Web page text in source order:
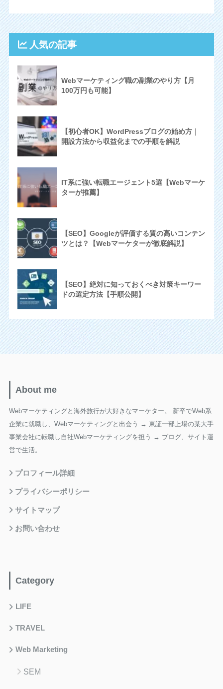
人気の記事
Webマーケティング職の副業のやり方【月
100万円も可能】
【初心者OK】WordPressブログの始め方｜
開設方法から収益化までの手順を解説
IT系に強い転職エージェント5選【Webマーケ
ターが推薦】
【SEO】Googleが評価する質の高いコンテン
ツとは？【Webマーケターが徹底解説】
【SEO】絶対に知っておくべき対策キーワー
ドの選定方法【手順公開】
About me
Webマーケティングと海外旅行が大好きなマーケター。 新卒でWeb系
企業に就職し、Webマーケティングと出会う → 東証一部上場の某大手
事業会社に転職し自社Webマーケティングを担う → ブログ、サイト運
営で生活。
プロフィール詳細
プライバシーポリシー
サイトマップ
お問い合わせ
Category
LIFE
TRAVEL
Web Marketing
SEM